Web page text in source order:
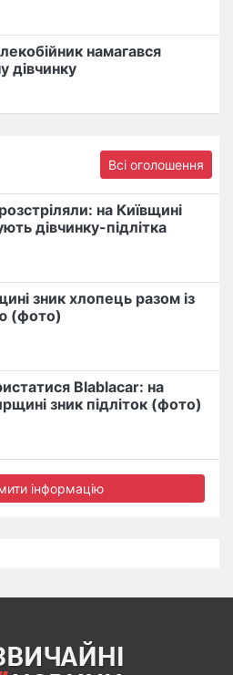
намагався
дівчинку
Всі оголошення
на Київщині
дівчинку-підлітка
зник хлопець разом із
(фото)
Blablacar: на
зник підліток (фото)
інформацію